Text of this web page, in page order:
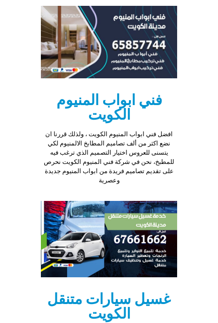
فني ابواب المنيوم
الكويت
افضل فني ابواب المنيوم الكويت ، ولذلك قررنا ان
نضع اكثر من ألف تصاميم المطابخ الالمنيوم لكي
يتسنى للعروس اختيار التصميم الذي ترغب فيه
للمطبخ، نحن في شركة فني المنيوم الكويت نحرص
على تقديم تصاميم فريدة من ابواب المنيوم جديدة
وعصرية
غسيل سيارات متنقل
الكويت